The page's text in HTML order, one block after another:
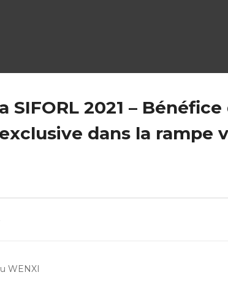
SIFORL 2021 –
dans la rampe
WENXI